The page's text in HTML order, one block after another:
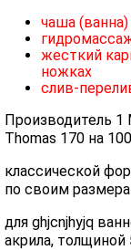
чаша (ванна)
жесткий
ножках
слив-
Производитель 1
Thomas 170 на
классической
по своим
для ghjcnjhyjq
акрила,